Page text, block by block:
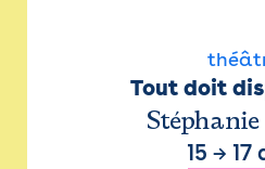
Tout doit
15 → 17